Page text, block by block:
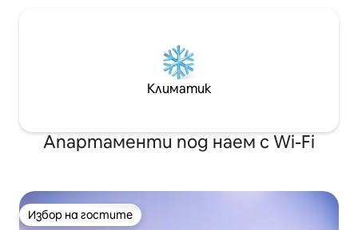
Климатик
Апартаменти под наем с Wi-Fi
Избор на гостите
Избор на гостите